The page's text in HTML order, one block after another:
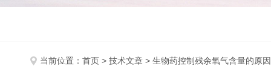
当前位置： 首页 > 技术文章 > 生物药控制残余氧气含量的原